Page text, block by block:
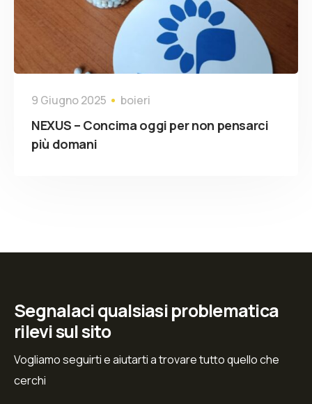
9 Giugno 2025 boieri
NEXUS – Concima oggi per non pensarci
più domani
Segnalaci qualsiasi problematica
rilevi sul sito
Vogliamo seguirti e aiutarti a trovare tutto quello che
cerchi